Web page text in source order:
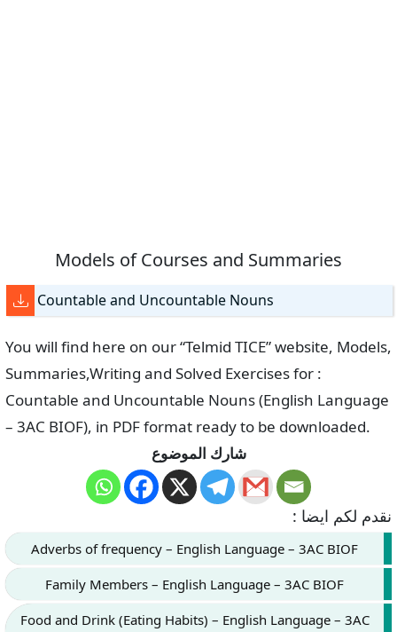
Models of Courses and Summaries
Countable and Uncountable Nouns
You will find here on our “Telmid TICE” website, Models,
Summaries,Writing and Solved Exercises for :
Countable and Uncountable Nouns (English Language
– 3AC BIOF), in PDF format ready to be downloaded.
شارك الموضوع
نقدم لكم ايضا :
Adverbs of frequency – English Language – 3AC BIOF
Family Members – English Language – 3AC BIOF
Food and Drink (Eating Habits) – English Language – 3AC